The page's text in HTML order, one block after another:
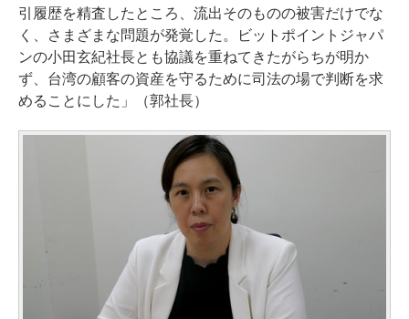
引履歴を精査したところ、流出そのものの被害だけでな
く、さまざまな問題が発覚した。ビットポイントジャパ
ンの小田玄紀社長とも協議を重ねてきたがらちが明か
ず、台湾の顧客の資産を守るために司法の場で判断を求
めることにした」（郭社長）